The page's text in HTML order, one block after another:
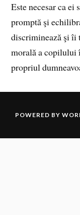
Este necesar ca
promptă şi
discriminează şi îi
morală a copilului
propriul
POWERED BY